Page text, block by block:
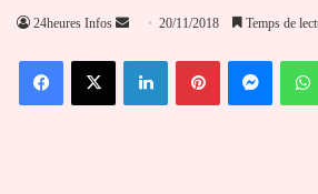
24heures Infos
Envoyer
courriel
20/11/2018 Temps de
FacebookX LinkedinPinterest